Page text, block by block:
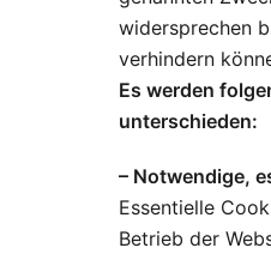
widersprechen
verhindern
Es werden
unterschieden:
– Notwendige,
Essentielle
Betrieb der